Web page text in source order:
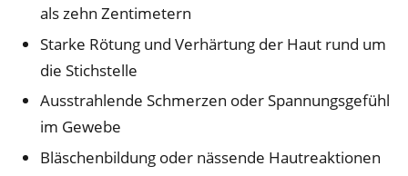
als zehn Zentimetern
Starke Rötung und Verhärtung der Haut rund um
die Stichstelle
Ausstrahlende Schmerzen oder Spannungsgefühl
im Gewebe
Bläschenbildung oder nässende Hautreaktionen